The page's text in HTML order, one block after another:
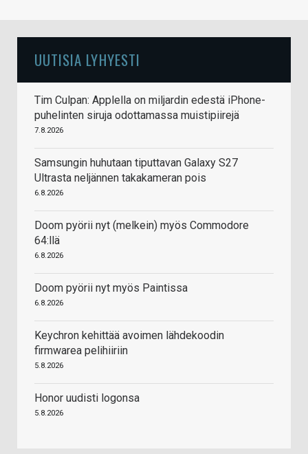
UUTISIA LYHYESTI
Tim Culpan: Applella on miljardin edestä iPhone-
puhelinten siruja odottamassa muistipiirejä
7.8.2026
Samsungin huhutaan tiputtavan Galaxy S27
Ultrasta neljännen takakameran pois
6.8.2026
Doom pyörii nyt (melkein) myös Commodore
64:llä
6.8.2026
Doom pyörii nyt myös Paintissa
6.8.2026
Keychron kehittää avoimen lähdekoodin
firmwarea pelihiiriin
5.8.2026
Honor uudisti logonsa
5.8.2026